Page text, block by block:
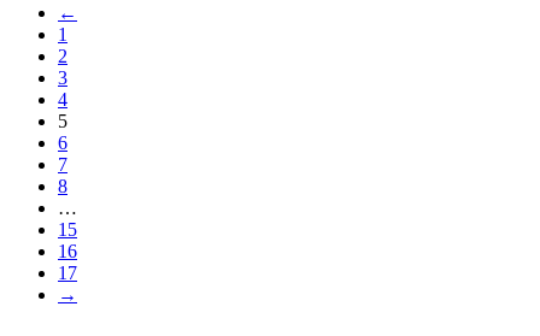
←
1
2
3
4
5
6
7
8
…
15
16
17
→